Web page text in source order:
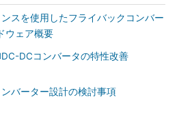
スを使用したフライバックコンバー
ウェア概要
DCコンバータの特性改善
バーター設計の検討事項